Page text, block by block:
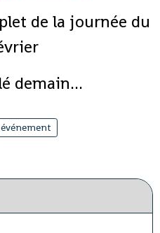
de la journée du
demain...
événement